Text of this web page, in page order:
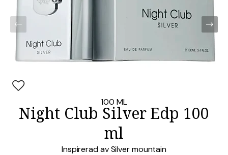
Spara mitt namn, min e-postadress och webbplats i denna
webbläsare till nästa gång jag skriver en kommentar.
100 ML
Night Club Silver Edp 100
ml
Inspirerad avSilver mountain